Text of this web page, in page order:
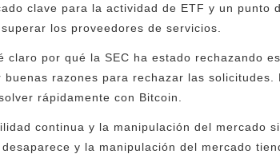
clave para la actividad de ETF y un punto
los proveedores de servicios.
claro por qué la SEC ha estado rechazando
razones para rechazar las solicitudes.
rápidamente con Bitcoin.
continua y la manipulación del mercado
y la manipulación del mercado